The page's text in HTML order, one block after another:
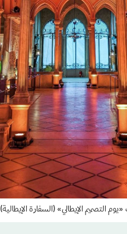
الإيطالي» (السفارة الإيطالية)